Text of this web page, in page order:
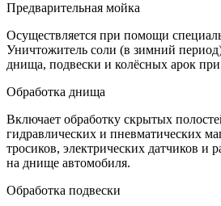
Предварительная мойка
Осуществляется при помощи
Уничтожитель соли (в зимний
днища, подвески и колёсных арок
Обработка днища
Включает обработку скрытых
гидравлических и пневматических
тросиков, электрических датчиков и
на днище автомобиля.
Обработка подвески